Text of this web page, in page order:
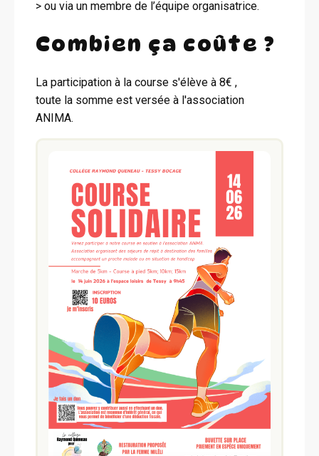
> ou via un membre de l’équipe organisatrice.
Combien ça coûte ?
La participation à la course s'élève à 8€ ,
toute la somme est versée à l'association
ANIMA.